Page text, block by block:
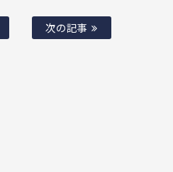
次の記事